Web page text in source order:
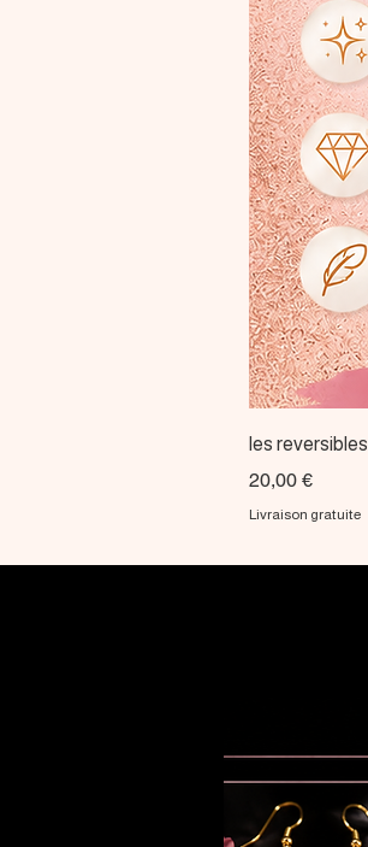
les reversibles
Prix
20,00 €
Livraison gratuite